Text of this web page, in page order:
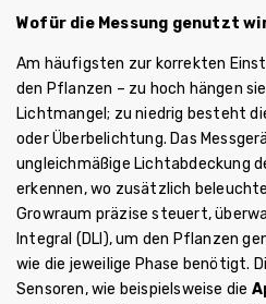
Wofür die Messung genutzt
Am häufigsten zur korrekten
den Pflanzen – zu hoch hängen
Lichtmangel; zu niedrig besteht
oder Überbelichtung. Das
ungleichmäßige Lichtabdeckung
erkennen, wo zusätzlich
Growraum präzise steuert,
Integral (DLI), um den Pflanzen
wie die jeweilige Phase benötigt.
Sensoren, wie beispielsweise die